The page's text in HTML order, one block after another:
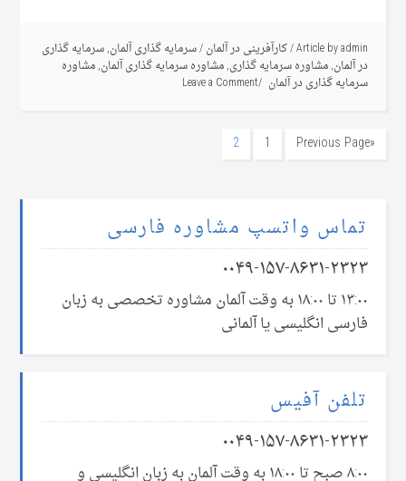
Article byadmin
/کارآفرینی در آلمان/سرمایه گذاری آلمان,سرمایه گذاری
در آلمان,مشاوره سرمایه گذاری,مشاوره سرمایه گذاری آلمان,مشاوره
سرمایه گذاری در آلمان Leave a Comment
«Previous Page
1
2
تماس واتسپ مشاوره فارسی
۰۰۴۹-۱۵۷-۸۶۳۱-۲۳۲۳
۱۳:۰۰ تا ۱۸:۰۰ به وقت آلمان مشاوره تخصصی به زبان
فارسی انگلیسی یا آلمانی
تلفن آفیس
۰۰۴۹-۱۵۷-۸۶۳۱-۲۳۲۳
۸:۰۰ صبح تا ۱۸:۰۰ به وقت آلمان به زبان انگلیسی و